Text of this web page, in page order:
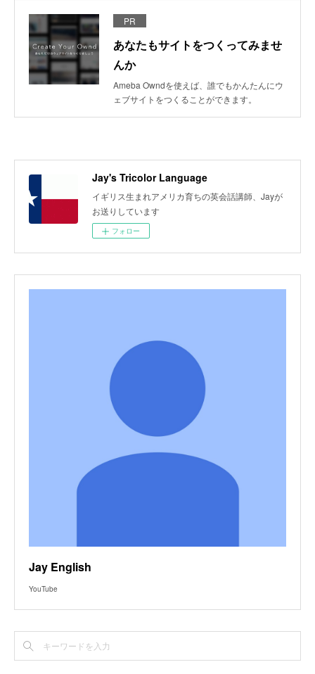
PR
あなたもサイトをつくってみませ
んか
Ameba Owndを使えば、誰でもかんたんにウ
ェブサイトをつくることができます。
Jay's Tricolor Language
イギリス生まれアメリカ育ちの英会話講師、Jayが
お送りしています
フォロー
Jay English
YouTube